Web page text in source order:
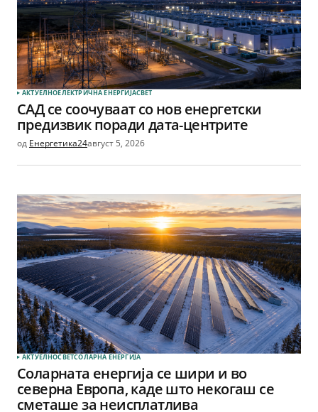
АКТУЕЛНОЕЛЕКТРИЧНА ЕНЕРГИЈАСВЕТ
САД се соочуваат со нов енергетски
предизвик поради дата-центрите
од Енергетика24август 5, 2026
АКТУЕЛНОСВЕТСОЛАРНА EНЕРГИЈА
Соларната енергија се шири и во
северна Европа, каде што некогаш се
сметаше за неисплатлива